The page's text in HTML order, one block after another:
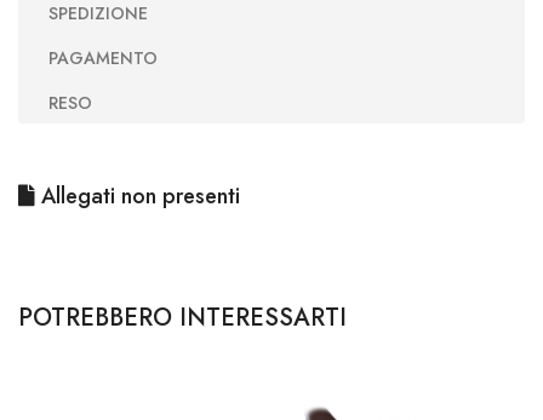
SPEDIZIONE
PAGAMENTO
RESO
Allegati non presenti
POTREBBERO INTERESSARTI